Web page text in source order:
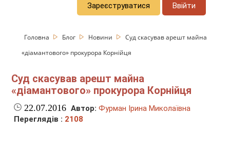
Зареєструватися Ввійти
Головна Блог Новини
Cуд скасував арешт майна
«діамантового» прокурора Корнійця
Cуд скасував арешт майна
«діамантового» прокурора Корнійця
22.07.2016 Автор: Фурман Ірина Миколаївна
Переглядів : 2108